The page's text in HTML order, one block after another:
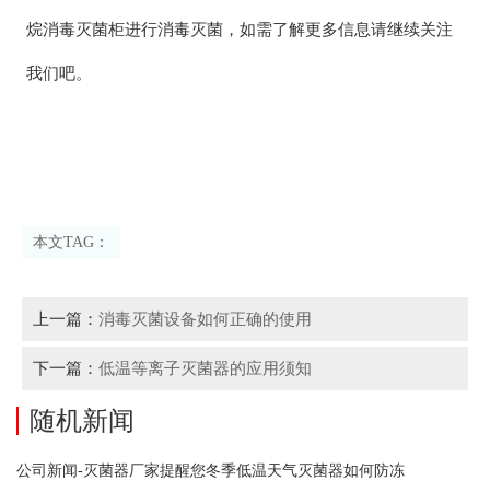
烷消毒灭菌柜进行消毒灭菌，如需了解更多信息请继续关注
我们吧。
本文TAG：
上一篇： 消毒灭菌设备如何正确的使用
下一篇： 低温等离子灭菌器的应用须知
随机新闻
公司新闻-灭菌器厂家提醒您冬季低温天气灭菌器如何防冻